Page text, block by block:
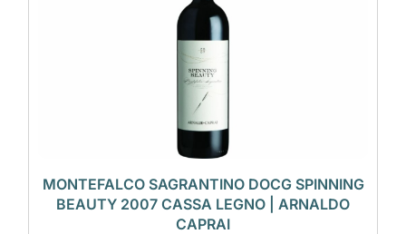
MONTEFALCO SAGRANTINO DOCG SPINNING
BEAUTY 2007 CASSA LEGNO | ARNALDO
CAPRAI